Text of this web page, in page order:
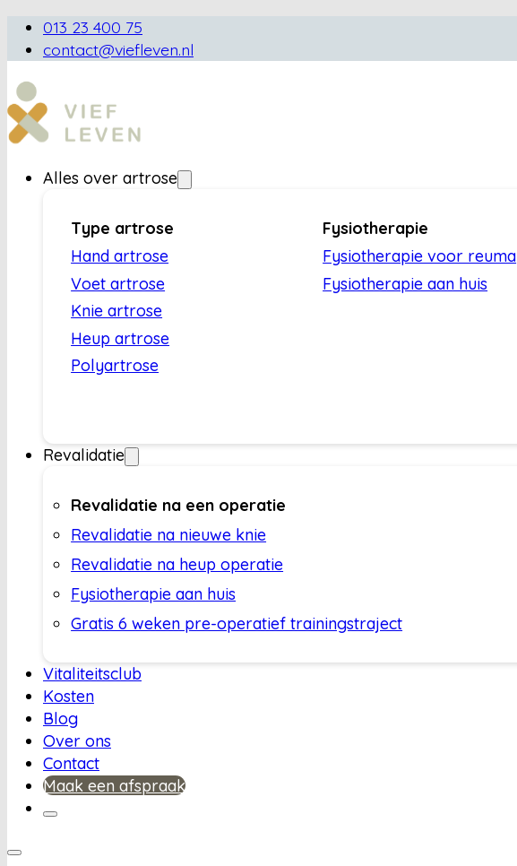
013 23 400 75
contact@viefleven.nl
Alles over artrose
Type artrose
Hand artrose
Voet artrose
Knie artrose
Heup artrose
Polyartrose
Fysiotherapie
Fysiotherapie voor reuma
Fysiotherapie aan huis
Revalidatie
Revalidatie na een operatie
Revalidatie na nieuwe knie
Revalidatie na heup operatie
Fysiotherapie aan huis
Gratis 6 weken pre-operatief trainingstraject
Vitaliteitsclub
Kosten
Blog
Over ons
Contact
Maak een afspraak